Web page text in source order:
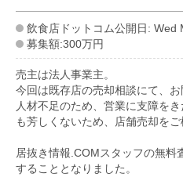
飲食店ドットコム公開日:
募集額:300万円
売主は法人事業主。
今回は既存店の売却相談にて、お
人材不足のため、営業に支障を
も芳しくないため、店舗売却をご
居抜き情報.COMスタッフの無料
することとなりました。